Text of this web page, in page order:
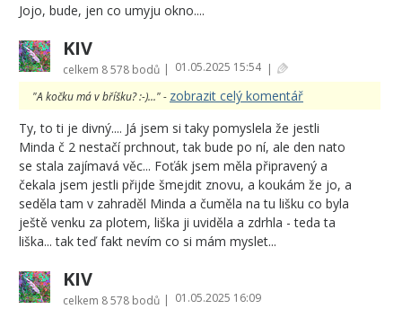
Jojo, bude, jen co umyju okno....
KIV
celkem 8 578 bodů | 01.05.2025 15:54 |
"A kočku má v bříšku? :-)..." - zobrazit celý komentář
Ty, to ti je divný.... Já jsem si taky pomyslela že jestli
Minda č 2 nestačí prchnout, tak bude po ní, ale den nato
se stala zajímavá věc... Foťák jsem měla připravený a
čekala jsem jestli přijde šmejdit znovu, a koukám že jo, a
seděla tam v zahraděl Minda a čuměla na tu lišku co byla
ještě venku za plotem, liška ji uviděla a zdrhla - teda ta
liška... tak teď fakt nevím co si mám myslet...
KIV
celkem 8 578 bodů | 01.05.2025 16:09